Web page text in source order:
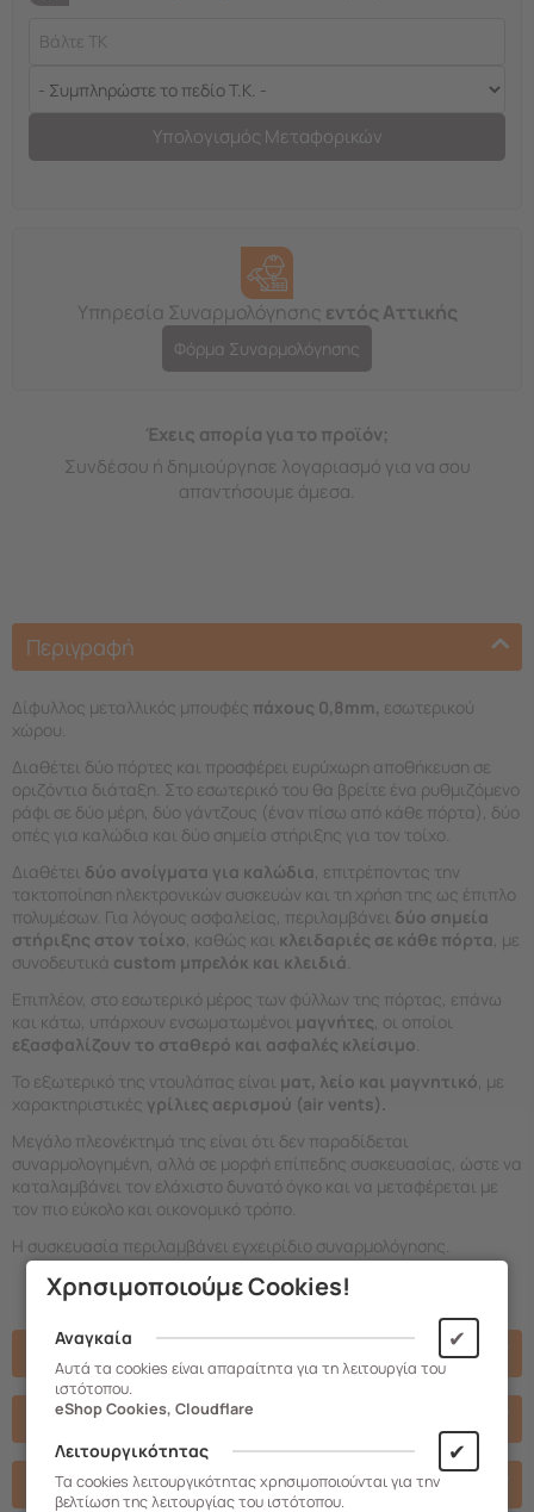
Υπολογισμός Μεταφορικών
Υπηρεσία Συναρμολόγησης εντός Αττικής
Φόρμα Συναρμολόγησης
Έχεις απορία για το προϊόν;
Συνδέσου ή δημιούργησε λογαριασμό για να σου
απαντήσουμε άμεσα.
Περιγραφή
Δίφυλλος μεταλλικός μπουφές πάχους 0,8mm, εσωτερικού
χώρου.
Διαθέτει δύο πόρτες και προσφέρει ευρύχωρη αποθήκευση σε
οριζόντια διάταξη. Στο εσωτερικό του θα βρείτε ένα ρυθμιζόμενο
ράφι σε δύο μέρη, δύο γάντζους (έναν πίσω από κάθε πόρτα), δύο
οπές για καλώδια και δύο σημεία στήριξης για τον τοίχο.
Διαθέτει δύο ανοίγματα για καλώδια, επιτρέποντας την
τακτοποίηση ηλεκτρονικών συσκευών και τη χρήση της ως έπιπλο
πολυμέσων. Για λόγους ασφαλείας, περιλαμβάνει δύο σημεία
στήριξης στον τοίχο, καθώς και κλειδαριές σε κάθε πόρτα, με
συνοδευτικά custom μπρελόκ και κλειδιά.
Επιπλέον, στο εσωτερικό μέρος των φύλλων της πόρτας, επάνω
και κάτω, υπάρχουν ενσωματωμένοι μαγνήτες, οι οποίοι
εξασφαλίζουν το σταθερό και ασφαλές κλείσιμο.
Το εξωτερικό της ντουλάπας είναι ματ, λείο και μαγνητικό, με
χαρακτηριστικές γρίλιες αερισμού (air vents).
Μεγάλο πλεονέκτημά της είναι ότι δεν παραδίδεται
συναρμολογημένη, αλλά σε μορφή επίπεδης συσκευασίας, ώστε να
καταλαμβάνει τον ελάχιστο δυνατό όγκο και να μεταφέρεται με
τον πιο εύκολο και οικονομικό τρόπο.
Η συσκευασία περιλαμβάνει εγχειρίδιο συναρμολόγησης.
Χαρακτηριστικά
Σχετικά Αρχεία
Βιντεο
Χρησιμοποιούμε Cookies!
Αναγκαία ✔
Αυτά τα cookies είναι απαραίτητα για τη λειτουργία του
ιστότοπου.
eShop Cookies, Cloudflare
Λειτουργικότητας ✔
Τα cookies λειτουργικότητας χρησιμοποιούνται για την
βελτίωση της λειτουργίας του ιστότοπου.